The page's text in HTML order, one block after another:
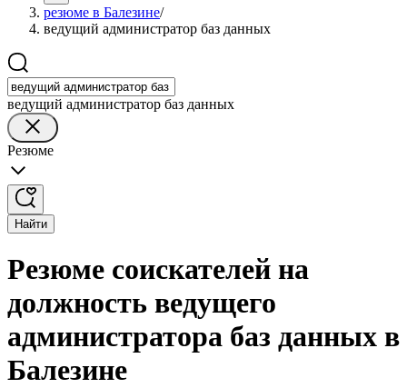
резюме в Балезине/
ведущий администратор баз данных
ведущий администратор баз данных
Резюме
Найти
Резюме соискателей на
должность ведущего
администратора баз данных в
Балезине